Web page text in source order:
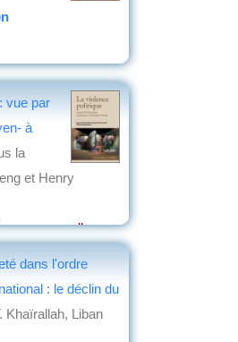
vue par
à
la
et Henry
nouvelles
dans l'ordre
: le déclin du
Khaïrallah, Liban